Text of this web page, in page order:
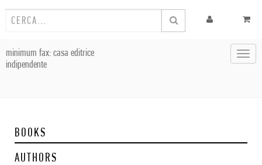
minimum fax: casa editrice
indipendente
BOOKS
AUTHORS